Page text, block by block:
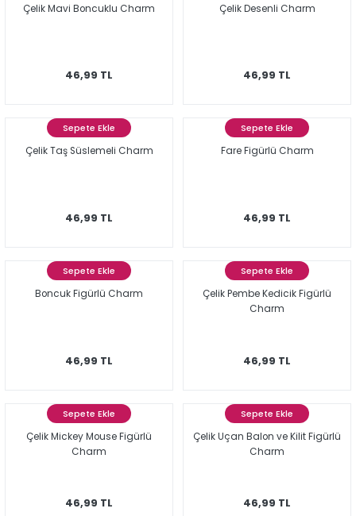
Çelik Mavi Boncuklu Charm
46,99 TL
Çelik Desenli Charm
46,99 TL
Sepete Ekle
Çelik Taş Süslemeli Charm
46,99 TL
Sepete Ekle
Fare Figürlü Charm
46,99 TL
Sepete Ekle
Boncuk Figürlü Charm
46,99 TL
Sepete Ekle
Çelik Pembe Kedicik Figürlü
Charm
46,99 TL
Sepete Ekle
Çelik Mickey Mouse Figürlü
Charm
46,99 TL
Sepete Ekle
Çelik Uçan Balon ve Kilit Figürlü
Charm
46,99 TL